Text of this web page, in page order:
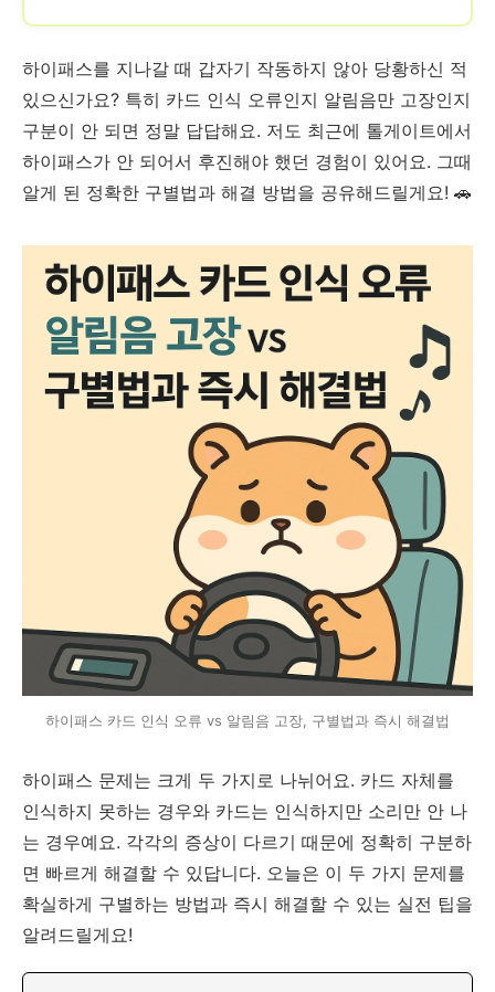
하이패스를 지나갈 때 갑자기 작동하지 않아 당황하신 적
있으신가요? 특히 카드 인식 오류인지 알림음만 고장인지
구분이 안 되면 정말 답답해요. 저도 최근에 톨게이트에서
하이패스가 안 되어서 후진해야 했던 경험이 있어요. 그때
알게 된 정확한 구별법과 해결 방법을 공유해드릴게요! 🚗
하이패스 카드 인식 오류 vs 알림음 고장, 구별법과 즉시 해결법
하이패스 문제는 크게 두 가지로 나뉘어요. 카드 자체를
인식하지 못하는 경우와 카드는 인식하지만 소리만 안 나
는 경우예요. 각각의 증상이 다르기 때문에 정확히 구분하
면 빠르게 해결할 수 있답니다. 오늘은 이 두 가지 문제를
확실하게 구별하는 방법과 즉시 해결할 수 있는 실전 팁을
알려드릴게요!